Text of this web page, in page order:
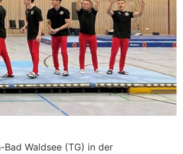
Waldsee (TG) in der